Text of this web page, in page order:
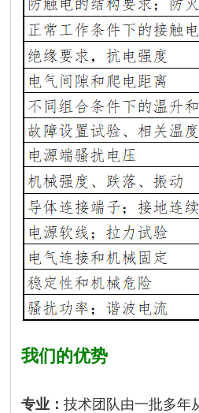
我们的优势
专业：技术团队由一批多年